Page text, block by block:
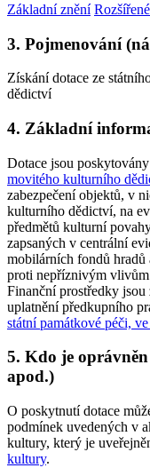
Základní znění
3. Pojmenování
Získání dotace ze
dědictví
4. Základní
Dotace jsou
movitého kulturního
zabezpečení objektů, v
kulturního dědictví, na
předmětů kulturní
zapsaných v centrální
mobilárních fondů hradů
proti nepříznivým vlivům
Finanční prostředky
uplatnění předkupního
státní památkové péči,
5. Kdo je
apod.)
O poskytnutí dotace
podmínek uvedených v
kultury, který je
kultury.